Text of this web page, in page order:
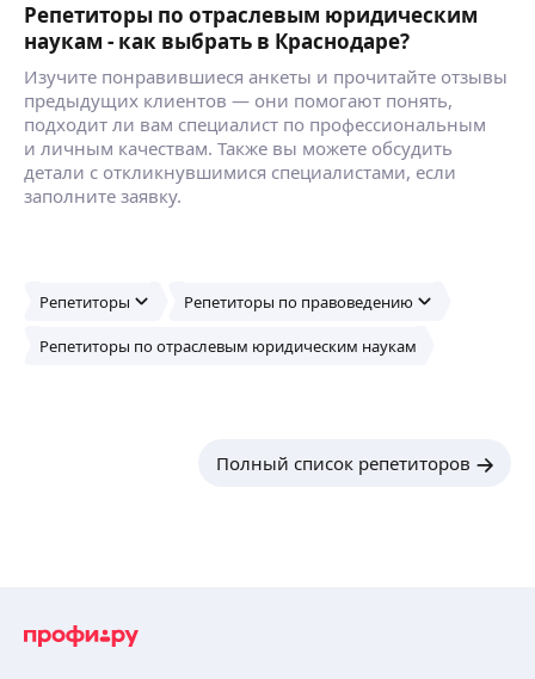
Репетиторы по отраслевым юридическим
наукам - как выбрать в Краснодаре?
Изучите понравившиеся анкеты и прочитайте отзывы
предыдущих клиентов — они помогают понять,
подходит ли вам специалист по профессиональным
и личным качествам. Также вы можете обсудить
детали с откликнувшимися специалистами, если
заполните заявку.
Репетиторы Репетиторы по правоведению
Репетиторы по отраслевым юридическим наукам
Полный список репетиторов